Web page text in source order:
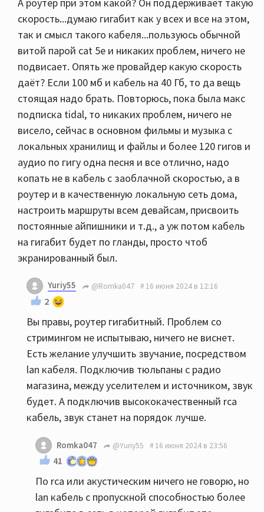
скорость...думаю гигабит как у всех и все на этом,
так и смысл такого кабеля...пользуюсь обычной
витой парой cat 5e и никаких проблем, ничего не
подвисает. Опять же провайдер какую скорость
даёт? Если 100 мб и кабель на 40 Гб, то да вещь
стоящая надо брать. Повторюсь, пока была макс
подписка tidal, то никаких проблем, ничего не
висело, сейчас в основном фильмы и музыка с
локальных хранилищ и файлы и более 120 гигов и
аудио по гигу одна песня и все отлично, надо
копать не в кабель с заоблачной скоростью, а в
роутер и в качественную локальную сеть дома,
настроить маршруты всем девайсам, присвоить
постоянные айпишники и т.д., а уж потом кабель
на гигабит будет по гланды, просто чтоб
экранированный был.
Yuriy55 @Romka047 16 июня 2024 в 12:16
2
Вы правы, роутер гигабитный. Проблем со
стримингом не испытываю, ничего не виснет.
Есть желание улучшить звучание, посредством
lan кабеля. Подключив тюльпаны с радио
магазина, между уселителем и источником, звук
будет. А подключив высококачественный rca
кабель, звук станет на порядок лучше.
Romka047 @Yuriy55 16 июня 2024 в 23:56
41
По rca или акустическим ничего не говорю, но
lan кабель с пропускной способностью более